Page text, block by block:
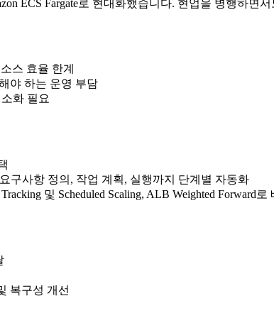
ECS Fargate로 현대화했습니다. 현업을 병행하면
스 효율 한계
야 하는 운영 부담
화 필요
구사항 정의, 작업 계획, 실행까지 단계별 자동화
및 Scheduled Scaling, ALB Weighted Forward
복구성 개선